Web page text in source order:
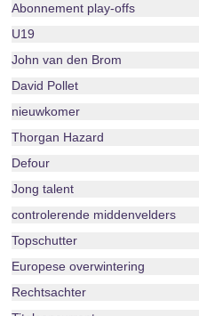
Abonnement play-offs
U19
John van den Brom
David Pollet
nieuwkomer
Thorgan Hazard
Defour
Jong talent
controlerende middenvelders
Topschutter
Europese overwintering
Rechtsachter